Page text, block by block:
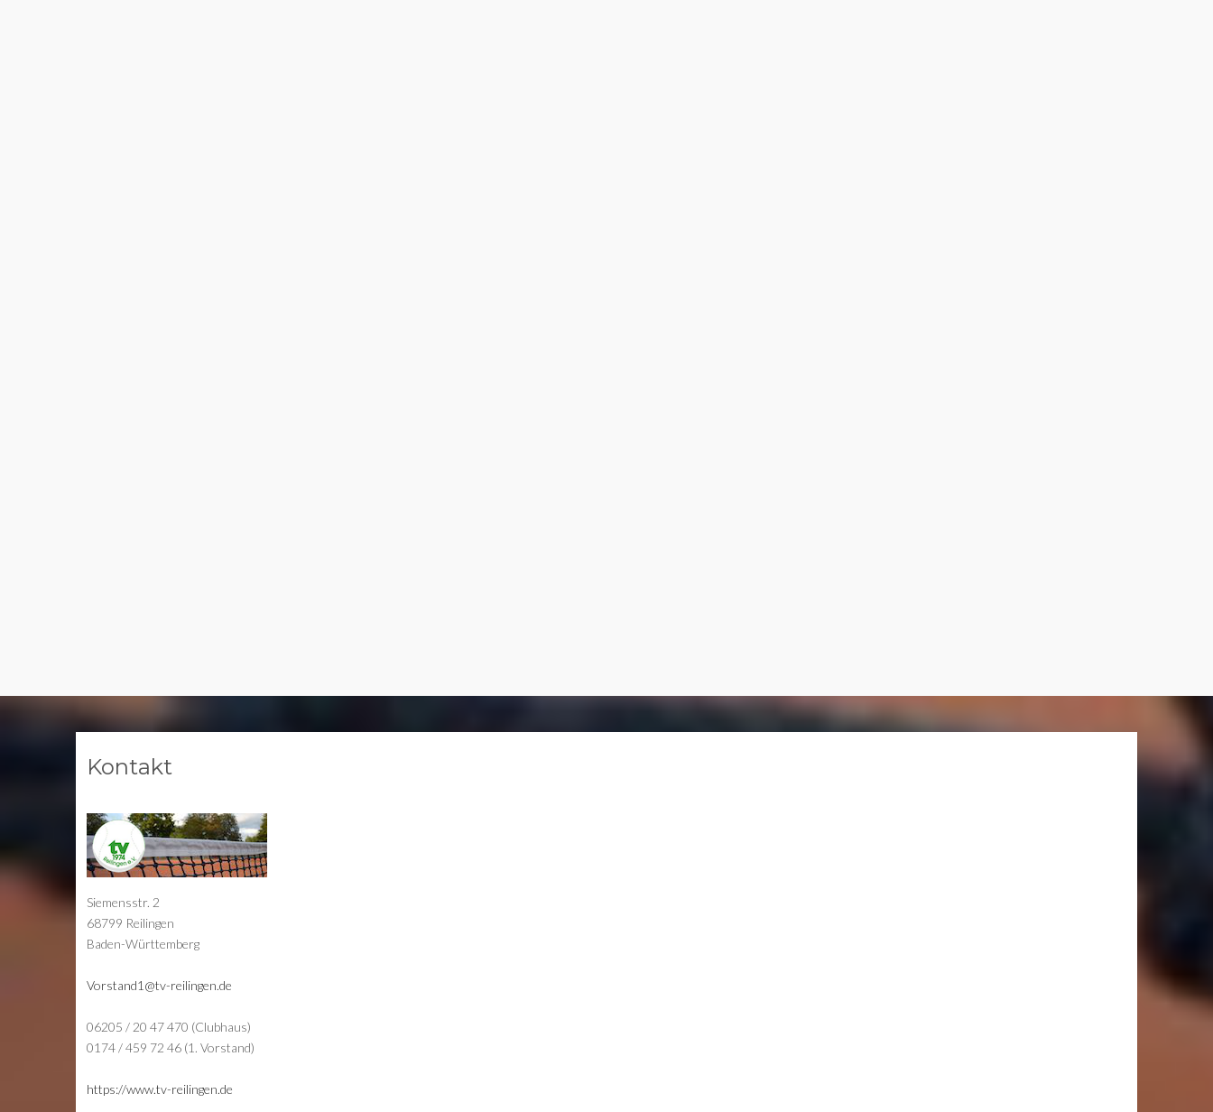
Kontakt
Siemensstr. 2
68799 Reilingen
Baden-Württemberg
Vorstand1@tv-reilingen.de
06205 / 20 47 470 (Clubhaus)
0174 / 459 72 46 (1. Vorstand)
https://www.tv-reilingen.de